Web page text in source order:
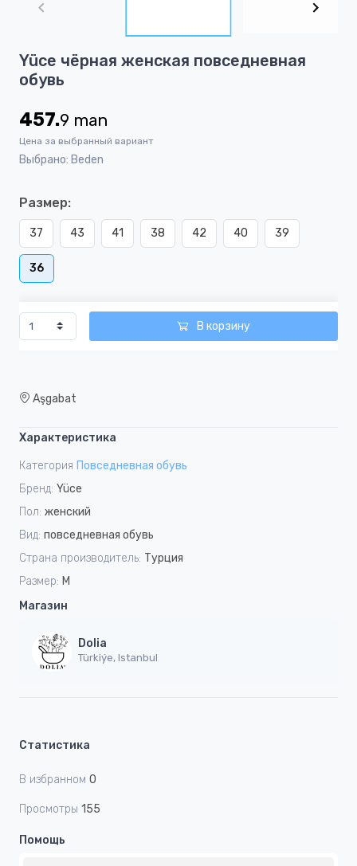
1
of
Yüce чёрная женская повседневная
обувь
457.9 man
Цена за выбранный вариант
Выбрано: Beden
Размер:
37 43 41 38 42 40 39
36
В корзину
Aşgabat
Характеристика
Категория Повседневная обувь
Бренд: Yüce
Пол: женский
Вид: повседневная обувь
Страна производитель: Турция
Размер: M
Магазин
Dolia
Türkiýe, Istanbul
Статистика
В избранном 0
Просмотры 155
Помощь